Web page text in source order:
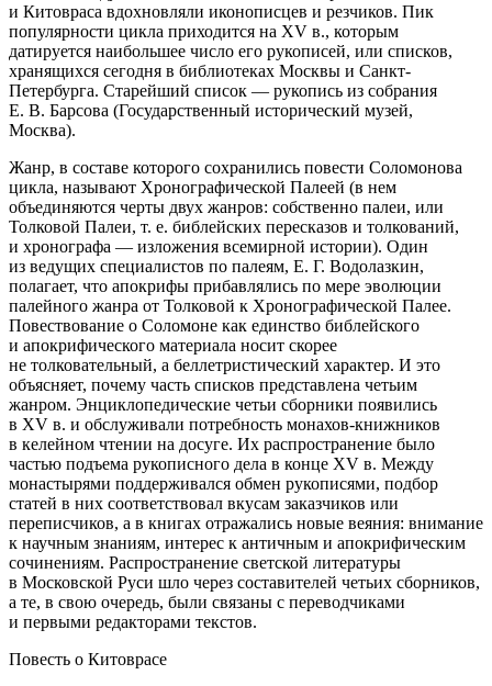
и Китовраса вдохновляли иконописцев и резчиков. Пик
популярности цикла приходится на XV в., которым
датируется наибольшее число его рукописей, или списков,
хранящихся сегодня в библиотеках Москвы и Санкт-
Петербурга. Старейший список — рукопись из собрания
Е. В. Барсова (Государственный исторический музей,
Москва).
Жанр, в составе которого сохранились повести Соломонова
цикла, называют Хронографической Палеей (в нем
объединяются черты двух жанров: собственно палеи, или
Толковой Палеи, т. е. библейских пересказов и толкований,
и хронографа — изложения всемирной истории). Один
из ведущих специалистов по палеям, Е. Г. Водолазкин,
полагает, что апокрифы прибавлялись по мере эволюции
палейного жанра от Толковой к Хронографической Палее.
Повествование о Соломоне как единство библейского
и апокрифического материала носит скорее
не толковательный, а беллетристический характер. И это
объясняет, почему часть списков представлена четьим
жанром. Энциклопедические четьи сборники появились
в XV в. и обслуживали потребность монахов-книжников
в келейном чтении на досуге. Их распространение было
частью подъема рукописного дела в конце XV в. Между
монастырями поддерживался обмен рукописями, подбор
статей в них соответствовал вкусам заказчиков или
переписчиков, а в книгах отражались новые веяния: внимание
к научным знаниям, интерес к античным и апокрифическим
сочинениям. Распространение светской литературы
в Московской Руси шло через составителей четьих сборников,
а те, в свою очередь, были связаны с переводчиками
и первыми редакторами текстов.
Повесть о Китоврасе